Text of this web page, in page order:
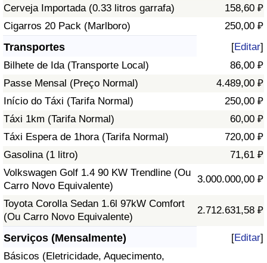
Cerveja Importada (0.33 litros garrafa)
158,60 ₽
Cigarros 20 Pack (Marlboro)
250,00 ₽
Transportes [Editar]
Bilhete de Ida (Transporte Local)
86,00 ₽
Passe Mensal (Preço Normal)
4.489,00 ₽
Início do Táxi (Tarifa Normal)
250,00 ₽
Táxi 1km (Tarifa Normal)
60,00 ₽
Táxi Espera de 1hora (Tarifa Normal)
720,00 ₽
Gasolina (1 litro)
71,61 ₽
Volkswagen Golf 1.4 90 KW Trendline (Ou
Carro Novo Equivalente)
3.000.000,00 ₽
Toyota Corolla Sedan 1.6l 97kW Comfort
(Ou Carro Novo Equivalente)
2.712.631,58 ₽
Serviços (Mensalmente) [Editar]
Básicos (Eletricidade, Aquecimento,
Indicador de Trânsito por País